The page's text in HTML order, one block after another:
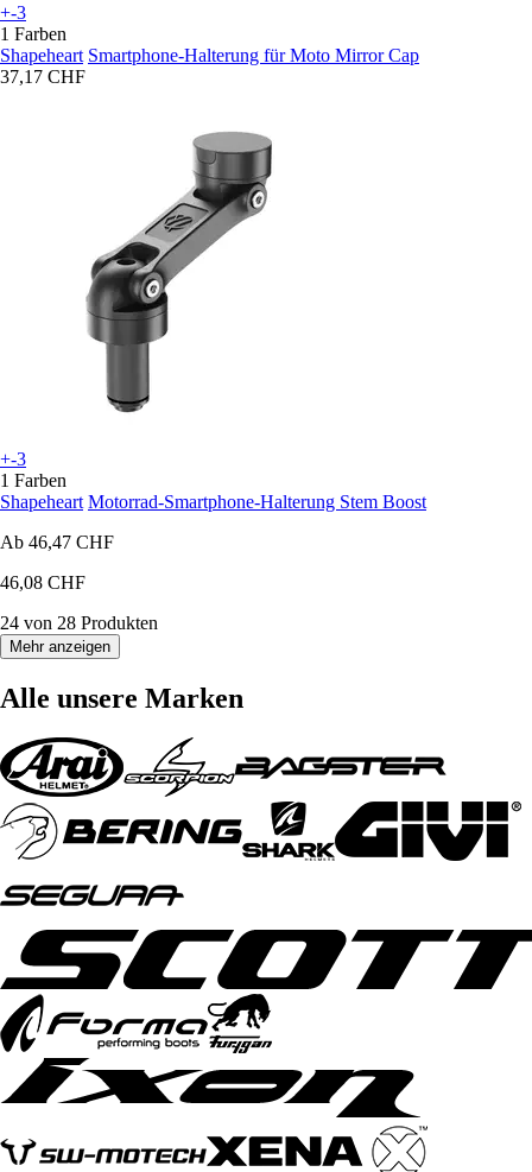
+-3
1 Farben
Shapeheart Smartphone-Halterung für Moto Mirror Cap
37,17 CHF
+-3
1 Farben
Shapeheart Motorrad-Smartphone-Halterung Stem Boost
Ab 46,47 CHF
46,08 CHF
24 von 28 Produkten
Mehr anzeigen
Alle unsere Marken